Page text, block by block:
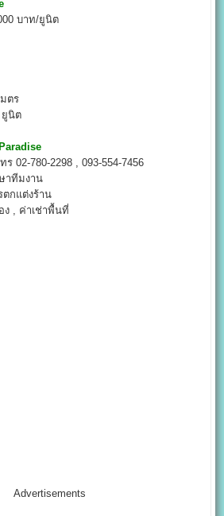
บาท/ยูนิต
ตร
ยูนิต
02-780-2298 , 093-554-7456
าทีมงาน
ตกแต่งร้าน
ง , ค่าเช่าพื้นที่
Advertisements